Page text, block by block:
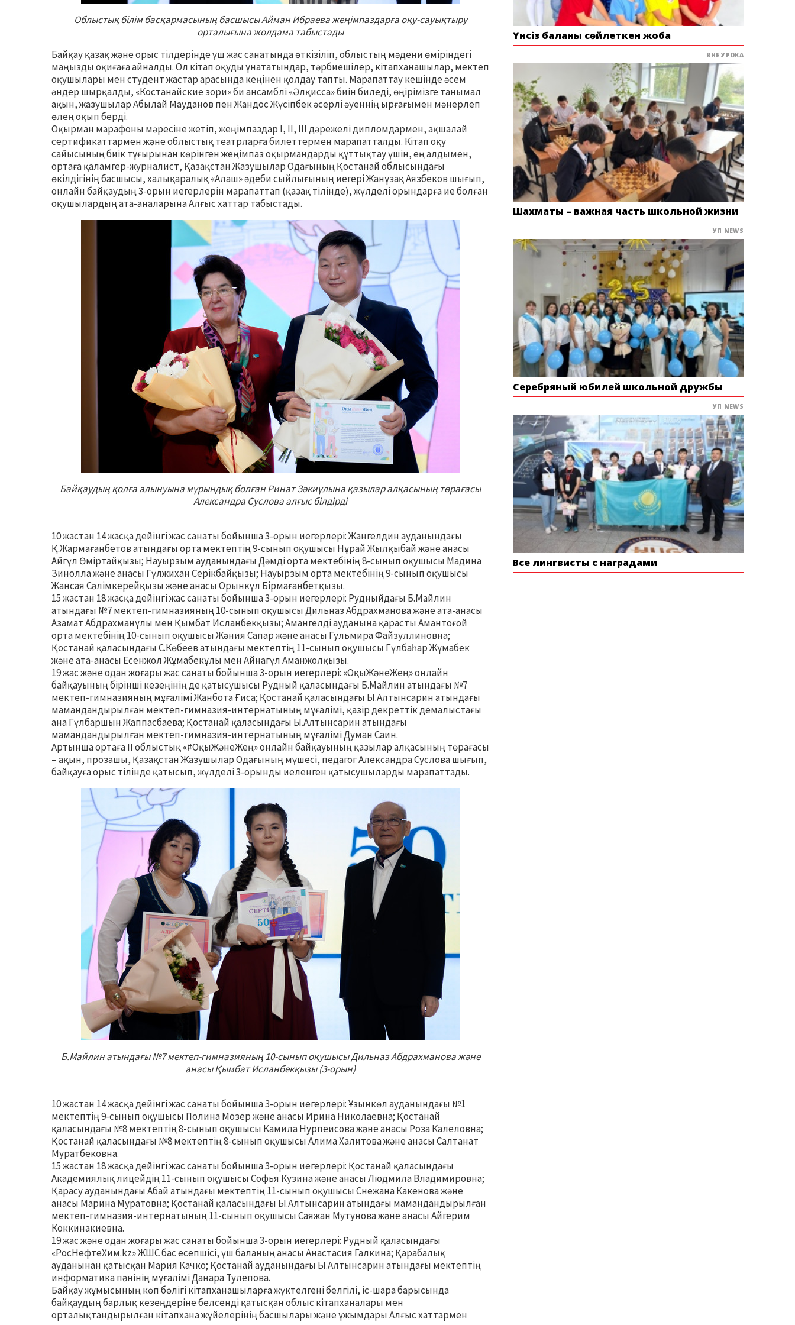
Облыстық білім басқармасының басшысы Айман Ибраева жеңімпаздарға оқу-сауықтыру
орталығына жолдама табыстады
Байқау қазақ және орыс тілдерінде үш жас санатында өткізіліп, облыстың мәдени өміріндегі
маңызды оқиғаға айналды. Ол кітап оқуды ұнататындар, тәрбиешілер, кітапханашылар, мектеп
оқушылары мен студент жастар арасында кеңінен қолдау тапты. Марапаттау кешінде әсем
әндер шырқалды, «Костанайские зори» би ансамблі «Әлқисса» биін биледі, өңірімізге танымал
ақын, жазушылар Абылай Мауданов пен Жандос Жүсіпбек әсерлі әуеннің ырғағымен мәнерлеп
өлең оқып берді.
Оқырман марафоны мәресіне жетіп, жеңімпаздар I, II, III дәрежелі дипломдармен, ақшалай
сертификаттармен және облыстық театрларға билеттермен марапатталды. Кітап оқу
сайысының биік тұғырынан көрінген жеңімпаз оқырмандарды құттықтау үшін, ең алдымен,
ортаға қаламгер-журналист, Қазақстан Жазушылар Одағының Қостанай облысындағы
өкілдігінің басшысы, халықаралық «Алаш» әдеби сыйлығының иегері Жанұзақ Аязбеков шығып,
онлайн байқаудың 3-орын иегерлерін марапаттап (қазақ тілінде), жүлделі орындарға ие болған
оқушылардың ата-аналарына Алғыс хаттар табыстады.
Байқаудың қолға алынуына мұрындық болған Ринат Зәкиұлына қазылар алқасының төрағасы
Александра Суслова алғыс білдірді
10 жастан 14 жасқа дейінгі жас санаты бойынша 3-орын иегерлері: Жангелдин ауданындағы
Қ.Жармағанбетов атындағы орта мектептің 9-сынып оқушысы Нұрай Жылқыбай және анасы
Айгүл Өміртайқызы; Науырзым ауданындағы Дәмді орта мектебінің 8-сынып оқушысы Мадина
Зинолла және анасы Гүлжихан Серікбайқызы; Науырзым орта мектебінің 9-сынып оқушысы
Жансая Сәлімкерейқызы және анасы Орынкүл Бірмағанбетқызы.
15 жастан 18 жасқа дейінгі жас санаты бойынша 3-орын иегерлері: Рудныйдағы Б.Майлин
атындағы №7 мектеп-гимназияның 10-сынып оқушысы Дильназ Абдрахманова және ата-анасы
Азамат Абдрахманұлы мен Қымбат Исланбекқызы; Амангелді ауданына қарасты Амантоғой
орта мектебінің 10-сынып оқушысы Жәния Сапар және анасы Гульмира Файзуллиновна;
Қостанай қаласындағы С.Көбеев атындағы мектептің 11-сынып оқушысы Гүлбаһар Жұмабек
және ата-анасы Есенжол Жұмабекұлы мен Айнагүл Аманжолқызы.
19 жас және одан жоғары жас санаты бойынша 3-орын иегерлері: «ОқыЖәнеЖең» онлайн
байқауының бірінші кезеңінің де қатысушысы Рудный қаласындағы Б.Майлин атындағы №7
мектеп-гимназияның мұғалімі Жанбота Ғиса; Қостанай қаласындағы Ы.Алтынсарин атындағы
мамандандырылған мектеп-гимназия-интернатының мұғалімі, қазір декреттік демалыстағы
ана Гүлбаршын Жаппасбаева; Қостанай қаласындағы Ы.Алтынсарин атындағы
мамандандырылған мектеп-гимназия-интернатының мұғалімі Думан Саин.
Артынша ортаға ІІ облыстық «#ОқыЖәнеЖең» онлайн байқауының қазылар алқасының төрағасы
– ақын, прозашы, Қазақстан Жазушылар Одағының мүшесі, педагог Александра Суслова шығып,
байқауға орыс тілінде қатысып, жүлделі 3-орынды иеленген қатысушыларды марапаттады.
Б.Майлин атындағы №7 мектеп-гимназияның 10-сынып оқушысы Дильназ Абдрахманова және
анасы Қымбат Исланбекқызы (3-орын)
10 жастан 14 жасқа дейінгі жас санаты бойынша 3-орын иегерлері: Ұзынкөл ауданындағы №1
мектептің 9-сынып оқушысы Полина Мозер және анасы Ирина Николаевна; Қостанай
қаласындағы №8 мектептің 8-сынып оқушысы Камила Нурпеисова және анасы Роза Калеловна;
Қостанай қаласындағы №8 мектептің 8-сынып оқушысы Алима Халитова және анасы Салтанат
Муратбековна.
15 жастан 18 жасқа дейінгі жас санаты бойынша 3-орын иегерлері: Қостанай қаласындағы
Академиялық лицейдің 11-сынып оқушысы Софья Кузина және анасы Людмила Владимировна;
Қарасу ауданындағы Абай атындағы мектептің 11-сынып оқушысы Снежана Какенова және
анасы Марина Муратовна; Қостанай қаласындағы Ы.Алтынсарин атындағы мамандандырылған
мектеп-гимназия-интернатының 11-сынып оқушысы Саяжан Мутунова және анасы Айгерим
Коккинакиевна.
19 жас және одан жоғары жас санаты бойынша 3-орын иегерлері: Рудный қаласындағы
«РосНефтеХим.kz» ЖШС бас есепшісі, үш баланың анасы Анастасия Галкина; Қарабалық
ауданынан қатысқан Мария Качко; Қостанай ауданындағы Ы.Алтынсарин атындағы мектептің
информатика пәнінің мұғалімі Данара Тулепова.
Байқау жұмысының көп бөлігі кітапханашыларға жүктелгені белгілі, іс-шара барысында
байқаудың барлық кезеңдеріне белсенді қатысқан облыс кітапханалары мен
орталықтандырылған кітапхана жүйелерінің басшылары және ұжымдары Алғыс хаттармен
Үнсіз баланы сөйлеткен жоба
ВНЕ УРОКА
Шахматы – важная часть школьной жизни
УП NEWS
Серебряный юбилей школьной дружбы
УП NEWS
Все лингвисты с наградами